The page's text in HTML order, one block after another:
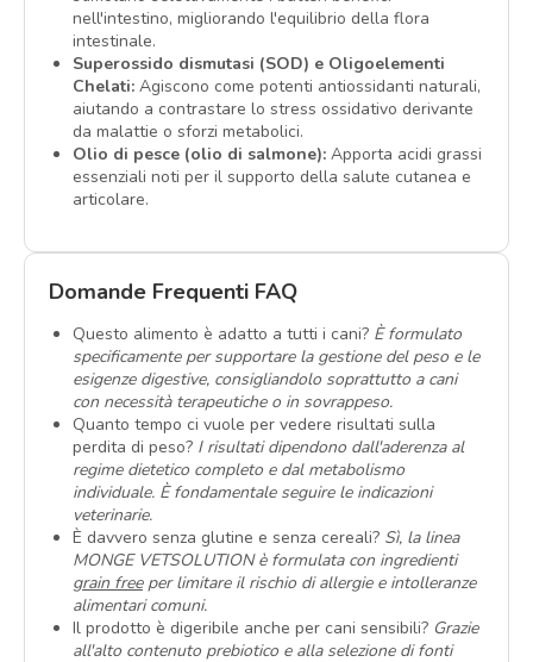
nell'intestino, migliorando l'equilibrio della flora
intestinale.
Superossido dismutasi (SOD) e Oligoelementi
Chelati: Agiscono come potenti antiossidanti naturali,
aiutando a contrastare lo stress ossidativo derivante
da malattie o sforzi metabolici.
Olio di pesce (olio di salmone): Apporta acidi grassi
essenziali noti per il supporto della salute cutanea e
articolare.
Domande Frequenti FAQ
Questo alimento è adatto a tutti i cani? È formulato
specificamente per supportare la gestione del peso e le
esigenze digestive, consigliandolo soprattutto a cani
con necessità terapeutiche o in sovrappeso.
Quanto tempo ci vuole per vedere risultati sulla
perdita di peso? I risultati dipendono dall'aderenza al
regime dietetico completo e dal metabolismo
individuale. È fondamentale seguire le indicazioni
veterinarie.
È davvero senza glutine e senza cereali? Sì, la linea
MONGE VETSOLUTION è formulata con ingredienti
grain freeper limitare il rischio di allergie e intolleranze
alimentari comuni.
Il prodotto è digeribile anche per cani sensibili? Grazie
all'alto contenuto prebiotico e alla selezione di fonti